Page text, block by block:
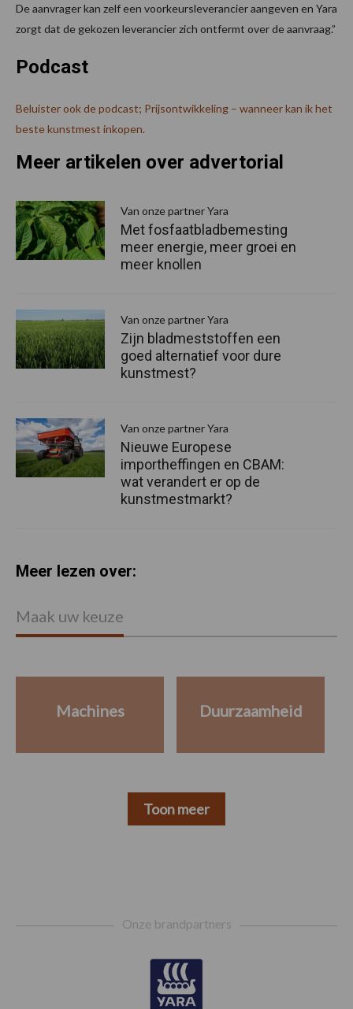
De aanvrager kan zelf een voorkeursleverancier aangeven en Yara
zorgt dat de gekozen leverancier zich ontfermt over de aanvraag.”
Podcast
Beluister ook de podcast; Prijsontwikkeling – wanneer kan ik het
beste kunstmest inkopen.
Meer artikelen over advertorial
Van onze partner Yara
Met fosfaatbladbemesting
meer energie, meer groei en
meer knollen
Van onze partner Yara
Zijn bladmeststoffen een
goed alternatief voor dure
kunstmest?
Van onze partner Yara
Nieuwe Europese
importheffingen en CBAM:
wat verandert er op de
kunstmestmarkt?
Meer lezen over:
Maak uw keuze
Machines Duurzaamheid
Toon meer
Onze brandpartners